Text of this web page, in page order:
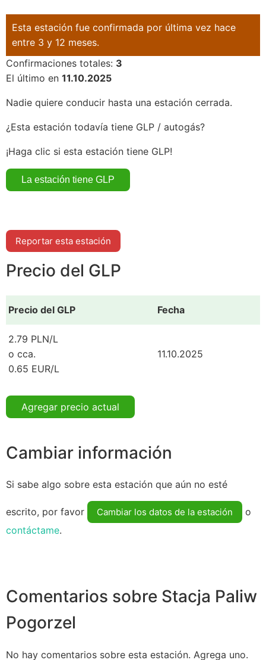
Esta estación fue confirmada por última vez hace
entre 3 y 12 meses.
Confirmaciones totales: 3
El último en 11.10.2025
Nadie quiere conducir hasta una estación cerrada.
¿Esta estación todavía tiene GLP / autogás?
¡Haga clic si esta estación tiene GLP!
Reportar esta estación
Precio del GLP
Precio del GLP Fecha
2.79 PLN/L
o cca.
0.65 EUR/L
11.10.2025
Agregar precio actual
Cambiar información
Si sabe algo sobre esta estación que aún no esté
escrito, por favor Cambiar los datos de la estación
o
contáctame.
Comentarios sobre Stacja Paliw
Pogorzel
No hay comentarios sobre esta estación. Agrega uno.